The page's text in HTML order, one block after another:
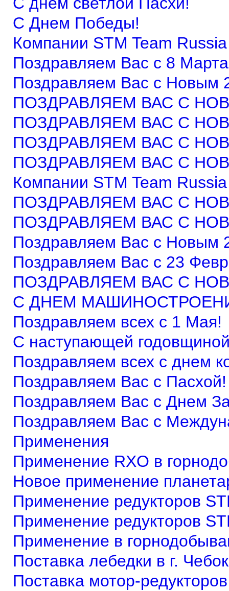
С Днем Победы!
Компании STM Team
Поздравляем Вас c 8
Поздравляем Вас с Новым
ПОЗДРАВЛЯЕМ ВАС С
ПОЗДРАВЛЯЕМ ВАС С
ПОЗДРАВЛЯЕМ ВАС С
ПОЗДРАВЛЯЕМ ВАС С
Компании STM Team
ПОЗДРАВЛЯЕМ ВАС С
ПОЗДРАВЛЯЕМ ВАС С
Поздравляем Вас с Новым
Поздравляем Вас c 23
ПОЗДРАВЛЯЕМ ВАС С
С ДНЕМ
Поздравляем всех с 1 Мая!
С наступающей
Поздравляем всех с днем
Поздравляем Вас c Пасхой!
Поздравляем Вас с Днем
Поздравляем Вас с
Применения
Применение RXO в
Новое применение
Применение редукторов
Применение редукторов
Применение в
Поставка лебедки в г.
Поставка мотор-